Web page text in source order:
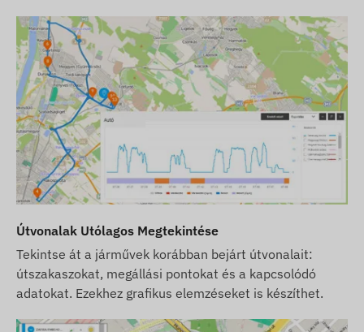
weblapunkon a változások észlelése és
kiértékelése után történik meg.
Útvonalak Utólagos Megtekintése
Tekintse át a járművek korábban bejárt útvonalait:
útszakaszokat, megállási pontokat és a kapcsolódó
adatokat. Ezekhez grafikus elemzéseket is készíthet.